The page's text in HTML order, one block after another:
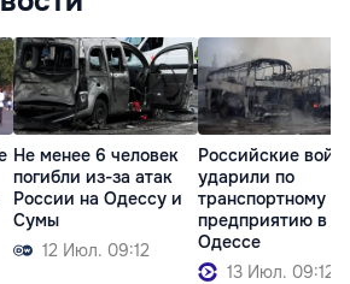
Не менее 6 человек
погибли из-за атак
России на Одессу и
Сумы
12 Июл. 09:12
Российские
ударили по
транспортному
предприятию в
Одессе
13 Июл. 09:12